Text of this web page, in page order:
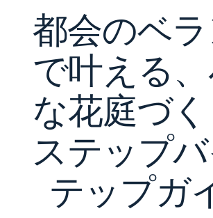
都会のベ
で叶える
な花庭づ
ステップ
テップガ